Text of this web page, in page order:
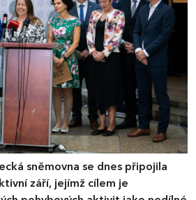
sněmovna se dnes připojila
září, jejímž cílem je